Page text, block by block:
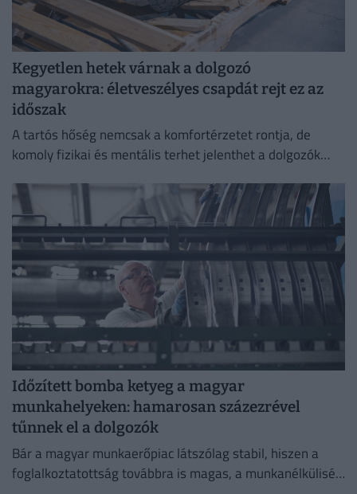
Kegyetlen hetek várnak a dolgozó
magyarokra: életveszélyes csapdát rejt ez az
időszak
A tartós hőség nemcsak a komfortérzetet rontja, de
komoly fizikai és mentális terhet jelenthet a dolgozók
Időzített bomba ketyeg a magyar
munkahelyeken: hamarosan százezrével
tűnnek el a dolgozók
Bár a magyar munkaerőpiac látszólag stabil, hiszen a
foglalkoztatottság továbbra is magas, a munkanélküliség